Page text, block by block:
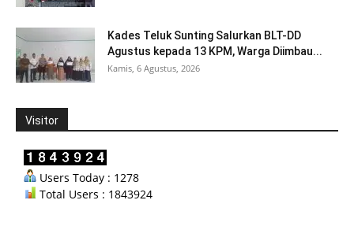
Kades Teluk Sunting Salurkan BLT-DD
Agustus kepada 13 KPM, Warga Diimbau...
Kamis, 6 Agustus, 2026
Visitor
Users Today : 1278
Total Users : 1843924